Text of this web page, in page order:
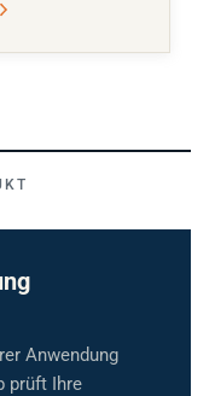
Anwendung
prüft Ihre